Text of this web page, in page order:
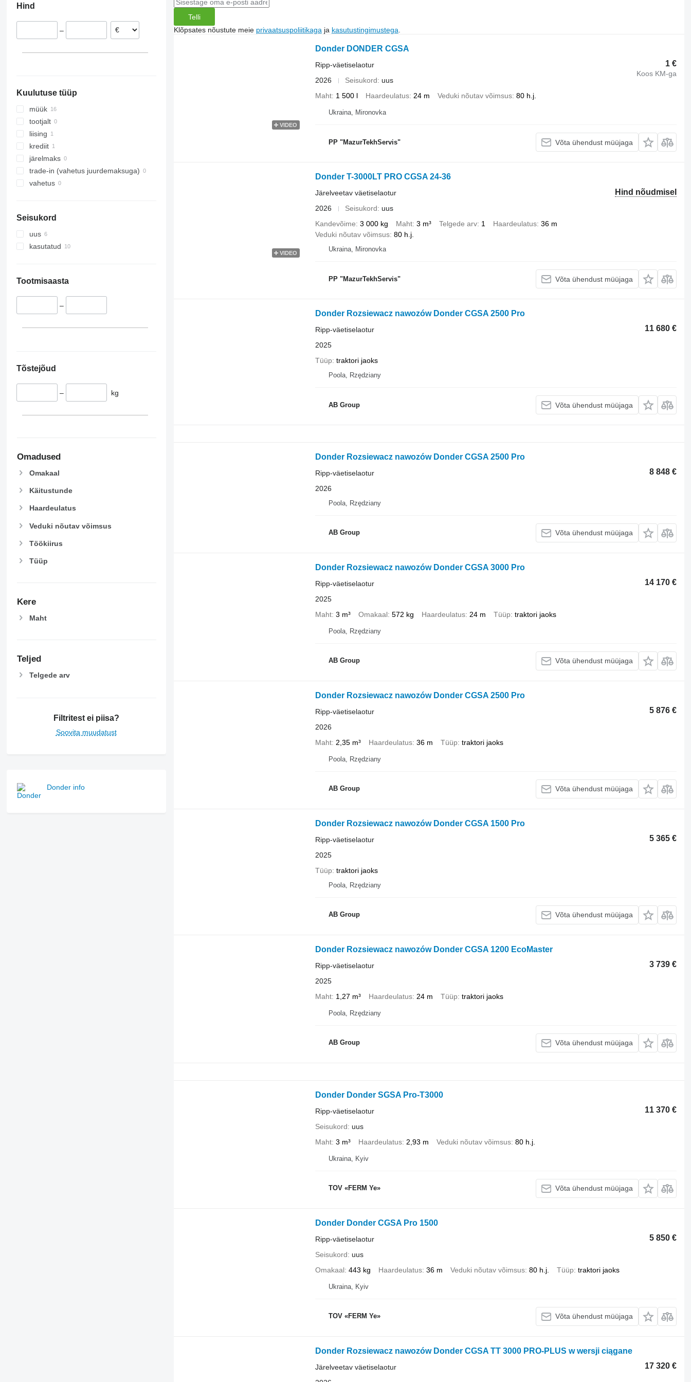
Hind
–
Kuulutuse tüüp
müük
tootjalt
liising
krediit
järelmaks
trade-in (vahetus juurdemaksuga)
vahetus
Seisukord
uus
kasutatud
Tootmisaasta
–
Tõstejõud
– kg
Omadused
Omakaal
Käitustunde
Haardeulatus
Veduki nõutav võimsus
Töökiirus
Tüüp
Kere
Maht
Teljed
Telgede arv
Filtritest ei piisa?
Soovita muudatust
Donder info
Telli
Klõpsates nõustute meie privaatsuspoliitikaga ja kasutustingimustega
VIDEO
Donder DONDER CGSA
1 €
Koos KM-ga
Ripp-väetiselaotur
2026
Seisukord
uus
Maht 1 500 l Haardeulatus 24 m Veduki nõutav võimsus 80 h.j.
Ukraina, Mironovka
PP "MazurTekhServis" Võta ühendust müüjaga
VIDEO
Donder T-3000LT PRO CGSA 24-36
Hind nõudmisel
Järelveetav väetiselaotur
2026
Seisukord
uus
Kandevõime 3 000 kg Maht 3 m³ Telgede arv 1 Haardeulatus 36 m
Veduki nõutav võimsus 80 h.j.
Ukraina, Mironovka
PP "MazurTekhServis" Võta ühendust müüjaga
Donder Rozsiewacz nawozów Donder CGSA 2500 Pro
11 680 €
Ripp-väetiselaotur
2025
Tüüp traktori jaoks
Poola, Rzędziany
AB Group Võta ühendust müüjaga
Donder Rozsiewacz nawozów Donder CGSA 2500 Pro
8 848 €
Ripp-väetiselaotur
2026
Poola, Rzędziany
AB Group Võta ühendust müüjaga
Donder Rozsiewacz nawozów Donder CGSA 3000 Pro
14 170 €
Ripp-väetiselaotur
2025
Maht 3 m³ Omakaal 572 kg Haardeulatus 24 m Tüüp traktori jaoks
Poola, Rzędziany
AB Group Võta ühendust müüjaga
Donder Rozsiewacz nawozów Donder CGSA 2500 Pro
5 876 €
Ripp-väetiselaotur
2026
Maht 2,35 m³ Haardeulatus 36 m Tüüp traktori jaoks
Poola, Rzędziany
AB Group Võta ühendust müüjaga
Donder Rozsiewacz nawozów Donder CGSA 1500 Pro
5 365 €
Ripp-väetiselaotur
2025
Tüüp traktori jaoks
Poola, Rzędziany
AB Group Võta ühendust müüjaga
Donder Rozsiewacz nawozów Donder CGSA 1200 EcoMaster
3 739 €
Ripp-väetiselaotur
2025
Maht 1,27 m³ Haardeulatus 24 m Tüüp traktori jaoks
Poola, Rzędziany
AB Group Võta ühendust müüjaga
Donder Donder SGSA Pro-T3000
11 370 €
Ripp-väetiselaotur
Seisukord
uus
Maht 3 m³ Haardeulatus 2,93 m Veduki nõutav võimsus 80 h.j.
Ukraina, Kyiv
TOV «FERM Ye» Võta ühendust müüjaga
Donder Donder CGSA Pro 1500
5 850 €
Ripp-väetiselaotur
Seisukord
uus
Omakaal 443 kg Haardeulatus 36 m Veduki nõutav võimsus 80 h.j. Tüüp traktori jaoks
Ukraina, Kyiv
TOV «FERM Ye» Võta ühendust müüjaga
Donder Rozsiewacz nawozów Donder CGSA TT 3000 PRO-PLUS w wersji ciągane
17 320 €
Järelveetav väetiselaotur